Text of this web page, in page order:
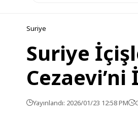
Suriye
Suriye
Yayınlandı: 2026/01/23 12:58 PM